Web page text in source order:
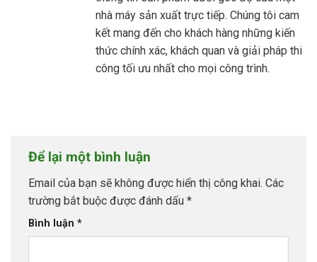
nhà máy sản xuất trực tiếp. Chúng tôi cam
kết mang đến cho khách hàng những kiến
thức chính xác, khách quan và giải pháp thi
công tối ưu nhất cho mọi công trình.
Để lại một bình luận
Email của bạn sẽ không được hiển thị công khai. Các
trường bắt buộc được đánh dấu *
Bình luận *